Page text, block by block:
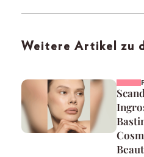
Weitere Artikel zu